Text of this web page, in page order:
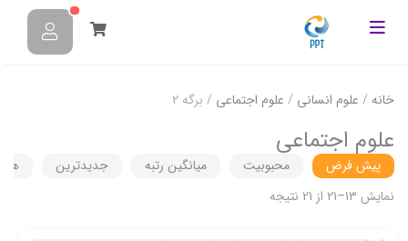
خانه / علوم انسانی / علوم اجتماعی / برگه 2
علوم اجتماعی
پیش فرض محبوبیت میانگین رتبه جدیدترین
نمایش 13–21 از 21 نتیجه